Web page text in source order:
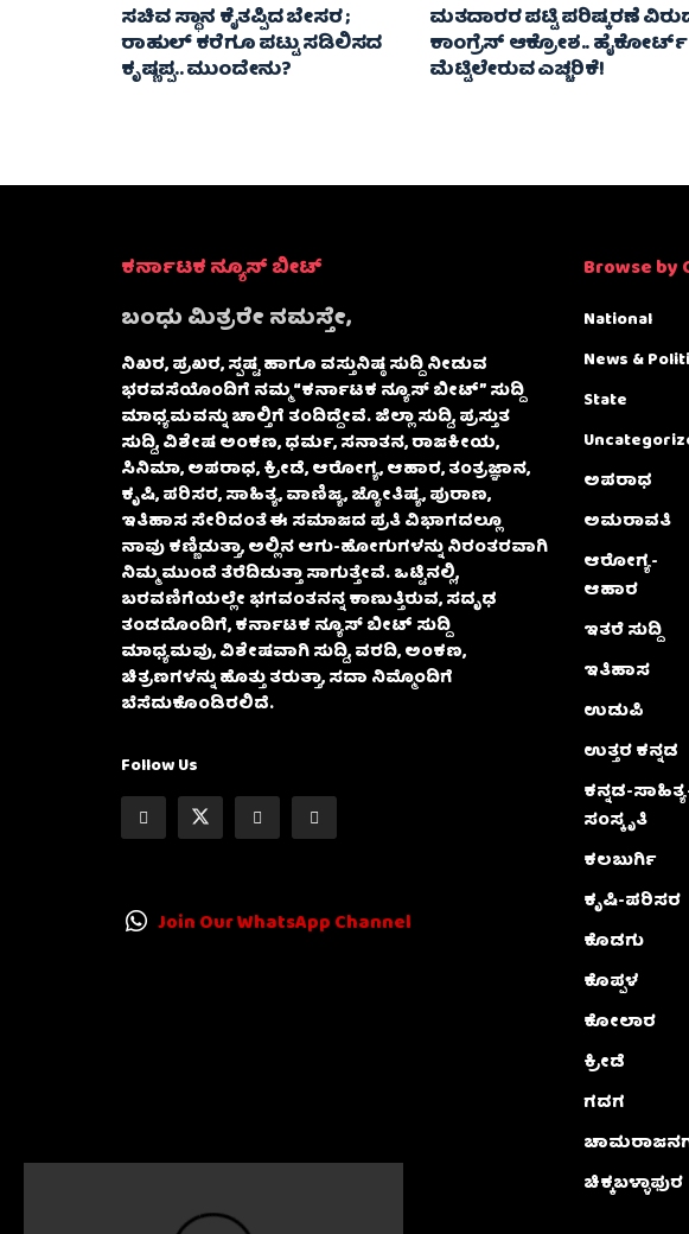
ಸಚಿವ ಸ್ಥಾನ ಕೈತಪ್ಪಿದ ಬೇಸರ ;
ರಾಹುಲ್ ಕರೆಗೂ ಪಟ್ಟು ಸಡಿಲಿಸದ
ಕೃಷ್ಣಪ್ಪ.. ಮುಂದೇನು?
ಮತದಾರರ ಪಟ್ಟಿ ಪರಿಷ್ಕರಣೆ
ಕಾಂಗ್ರೆಸ್ ಆಕ್ರೋಶ.. ಹೈಕೋರ್ಟ್
ಮೆಟ್ಟಿಲೇರುವ ಎಚ್ಚರಿಕೆ!
ಕರ್ನಾಟಕ ನ್ಯೂಸ್ ಬೀಟ್
ಬಂಧು ಮಿತ್ರರೇ ನಮಸ್ತೇ,
ನಿಖರ, ಪ್ರಖರ, ಸ್ಪಷ್ಟ ಹಾಗೂ ವಸ್ತುನಿಷ್ಠ ಸುದ್ದಿ ನೀಡುವ
ಭರವಸೆಯೊಂದಿಗೆ ನಮ್ಮ “ಕರ್ನಾಟಕ ನ್ಯೂಸ್ ಬೀಟ್” ಸುದ್ದಿ
ಮಾಧ್ಯಮವನ್ನು ಚಾಲ್ತಿಗೆ ತಂದಿದ್ದೇವೆ. ಜಿಲ್ಲಾ ಸುದ್ದಿ, ಪ್ರಸ್ತುತ
ಸುದ್ದಿ, ವಿಶೇಷ ಅಂಕಣ, ಧರ್ಮ, ಸನಾತನ, ರಾಜಕೀಯ,
ಸಿನಿಮಾ, ಅಪರಾಧ, ಕ್ರೀಡೆ, ಆರೋಗ್ಯ, ಆಹಾರ, ತಂತ್ರಜ್ಞಾನ,
ಕೃಷಿ, ಪರಿಸರ, ಸಾಹಿತ್ಯ, ವಾಣಿಜ್ಯ, ಜ್ಯೋತಿಷ್ಯ, ಪುರಾಣ,
ಇತಿಹಾಸ ಸೇರಿದಂತೆ ಈ ಸಮಾಜದ ಪ್ರತಿ ವಿಭಾಗದಲ್ಲೂ
ನಾವು ಕಣ್ಣಿಡುತ್ತಾ, ಅಲ್ಲಿನ ಆಗು-ಹೋಗುಗಳನ್ನು ನಿರಂತರವಾಗಿ
ನಿಮ್ಮ ಮುಂದೆ ತೆರೆದಿಡುತ್ತಾ ಸಾಗುತ್ತೇವೆ. ಒಟ್ಟಿನಲ್ಲಿ,
ಬರವಣಿಗೆಯಲ್ಲೇ ಭಗವಂತನನ್ನ ಕಾಣುತ್ತಿರುವ, ಸದೃಢ
ತಂಡದೊಂದಿಗೆ, ಕರ್ನಾಟಕ ನ್ಯೂಸ್ ಬೀಟ್ ಸುದ್ದಿ
ಮಾಧ್ಯಮವು, ವಿಶೇಷವಾಗಿ ಸುದ್ದಿ, ವರದಿ, ಅಂಕಣ,
ಚಿತ್ರಣಗಳನ್ನು ಹೊತ್ತು ತರುತ್ತಾ, ಸದಾ ನಿಮ್ಮೊಂದಿಗೆ
ಬೆಸೆದುಕೊಂಡಿರಲಿದೆ.
Follow Us
Join Our WhatsApp Channel
Browse by
National
News &
State
ಅಪರಾಧ
ಅಮರಾವತಿ
ಆರೋಗ್ಯ-
ಆಹಾರ
ಇತರೆ ಸುದ್ದಿ
ಇತಿಹಾಸ
ಉಡುಪಿ
ಉತ್ತರ ಕನ್ನಡ
ಕನ್ನಡ-
ಸಂಸ್ಕೃತಿ
ಕಲಬುರ್ಗಿ
ಕೃಷಿ-ಪರಿಸರ
ಕೊಡಗು
ಕೊಪ್ಪಳ
ಕೋಲಾರ
ಕ್ರೀಡೆ
ಗದಗ
ಚಿಕ್ಕಬಳ್ಳಾಫುರ